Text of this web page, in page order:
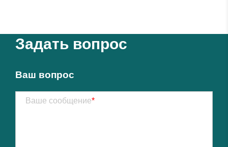
Задать вопрос
Ваш вопрос
Ваше сообщение*